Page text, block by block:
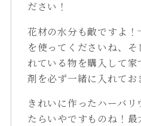
ださい！
花材の水分も敵ですよ
を使ってくださいね、
れている物を購入して
剤を必ず一緒に入れてお
きれいに作ったハーバ
たらいやですものね！最